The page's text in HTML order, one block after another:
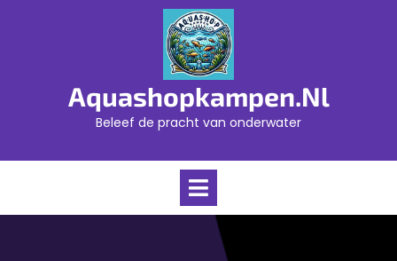
Aquashopkampen.nl
Beleef de pracht van onderwater
Open